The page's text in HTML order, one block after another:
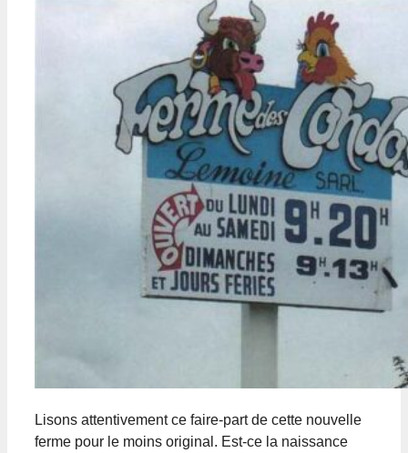
Lisons attentivement ce faire-part de cette nouvelle
ferme pour le moins original. Est-ce la naissance